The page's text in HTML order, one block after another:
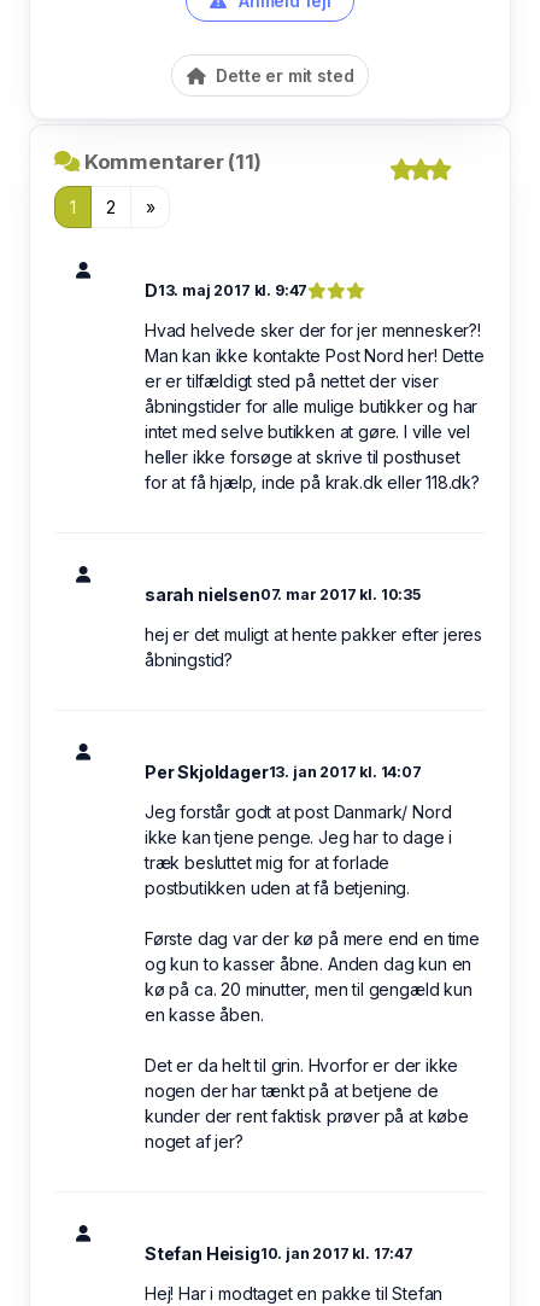
Dette er mit sted
Kommentarer (11)
1 2 »
D13. maj 2017 kl. 9:47
Hvad helvede sker der for jer mennesker?!
Man kan ikke kontakte Post Nord her! Dette
er er tilfældigt sted på nettet der viser
åbningstider for alle mulige butikker og har
intet med selve butikken at gøre. I ville vel
heller ikke forsøge at skrive til posthuset
for at få hjælp, inde på krak.dk eller 118.dk?
sarah nielsen07. mar 2017 kl. 10:35
hej er det muligt at hente pakker efter jeres
åbningstid?
Per Skjoldager13. jan 2017 kl. 14:07
Jeg forstår godt at post Danmark/ Nord
ikke kan tjene penge. Jeg har to dage i
træk besluttet mig for at forlade
postbutikken uden at få betjening.
Første dag var der kø på mere end en time
og kun to kasser åbne. Anden dag kun en
kø på ca. 20 minutter, men til gengæld kun
en kasse åben.
Det er da helt til grin. Hvorfor er der ikke
nogen der har tænkt på at betjene de
kunder der rent faktisk prøver på at købe
noget af jer?
Stefan Heisig10. jan 2017 kl. 17:47
Hej! Har i modtaget en pakke til Stefan